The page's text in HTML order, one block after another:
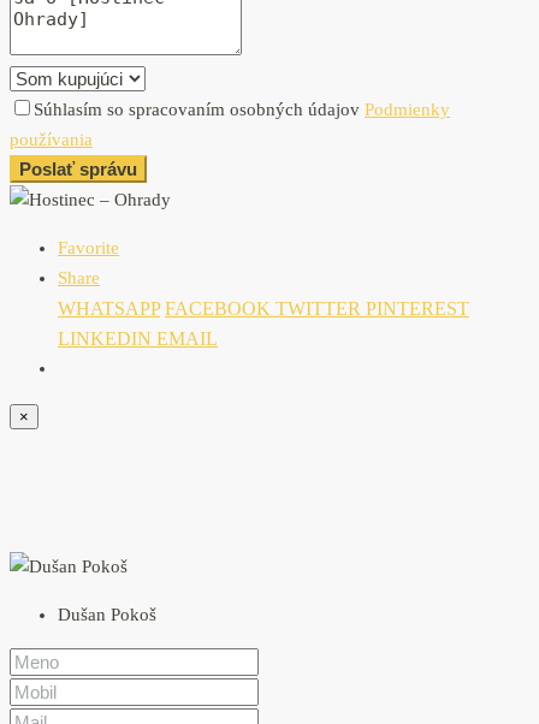
Súhlasím so spracovaním osobných údajov Podmienky
používania
Poslať správu
Favorite
Share
WHATSAPP FACEBOOK TWITTER PINTEREST
LINKEDIN EMAIL
×
Dušan Pokoš